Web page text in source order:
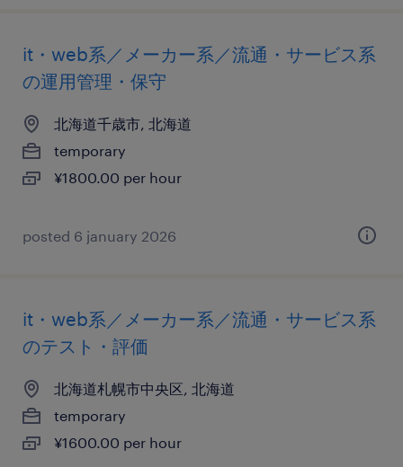
it・web系／メーカー系／流通・サービス系
の運用管理・保守
北海道千歳市, 北海道
temporary
¥1800.00 per hour
posted 6 january 2026
it・web系／メーカー系／流通・サービス系
のテスト・評価
北海道札幌市中央区, 北海道
temporary
¥1600.00 per hour